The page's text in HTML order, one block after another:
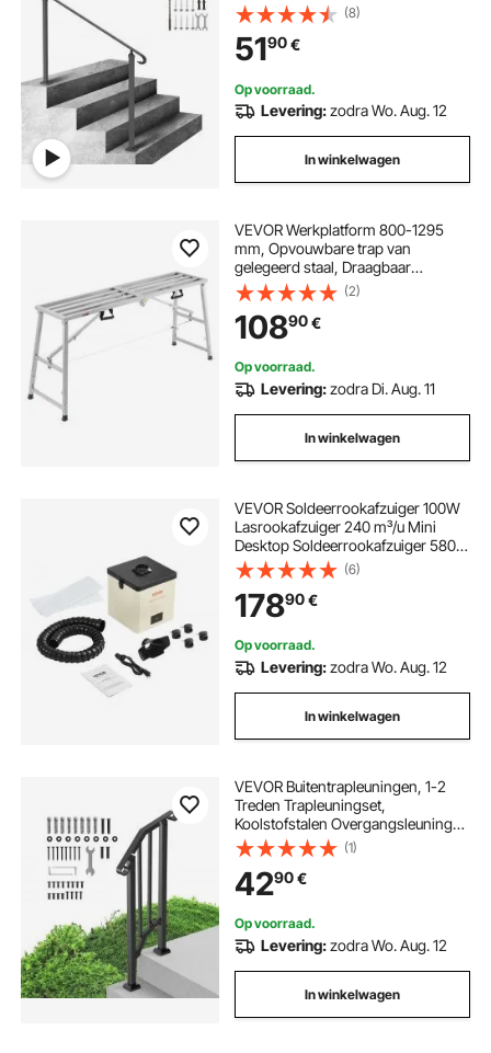
trapleuning, IJzeren leuning, Ideaal
voor trappen met 2 of 3 treden,
Inclusief montageset, Zwart
(8)
5190€
Op voorraad.
Levering:zodra Wo. Aug. 12
In winkelwagen
VEVOR Werkplatform 800-1295
mm, Opvouwbare trap van
gelegeerd staal, Draagbaar
werkplatform, Draagvermogen 400
kg, Trap voor het schilderen van
gipsplaten, schoonmaken, wassen
(2)
10890€
Op voorraad.
Levering:zodra Di. Aug. 11
In winkelwagen
VEVOR Soldeerrookafzuiger 100W
Lasrookafzuiger 240 m³/u Mini
Desktop Soldeerrookafzuiger 5800
tpm 3-traps filter
Soldeerrookafzuiging voor
soldeerstations en
laswerkzaamheden
(6)
17890€
Op voorraad.
Levering:zodra Wo. Aug. 12
In winkelwagen
VEVOR Buitentrapleuningen, 1-2
Treden Trapleuningset,
Koolstofstalen Overgangsleuning
met Montageset, Trapleuning voor
Senioren, Betonnen Treden &
Veranda & Terras, Zwarte Retro
Boog
(1)
4290€
Op voorraad.
Levering:zodra Wo. Aug. 12
In winkelwagen